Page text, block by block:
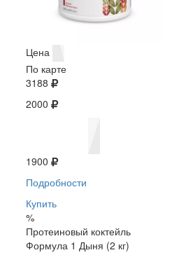
Цена
По карте
3188
2000
1900
Подробности
Купить
%
Протеиновый коктейль
Формула 1 Дыня (2 кг)